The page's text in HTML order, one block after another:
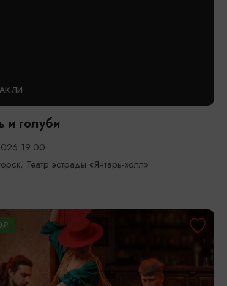
и голуби
19:00
Театр эстрады «Янтарь-холл»